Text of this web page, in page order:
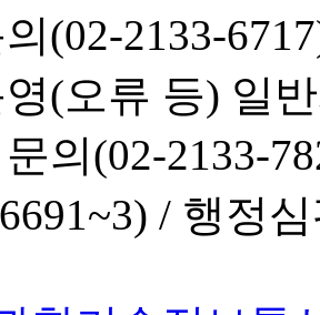
(02-2133-
(오류 등) 일
의(02-2133-
/ 행정심